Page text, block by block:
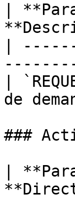
|
|
|
de
###
|